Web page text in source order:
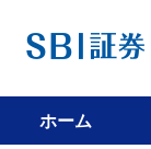
ホーム